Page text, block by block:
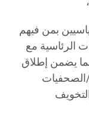
بمن فيهم
الرئاسية مع
رجعية بما يضمن إطلاق
الصحفيات